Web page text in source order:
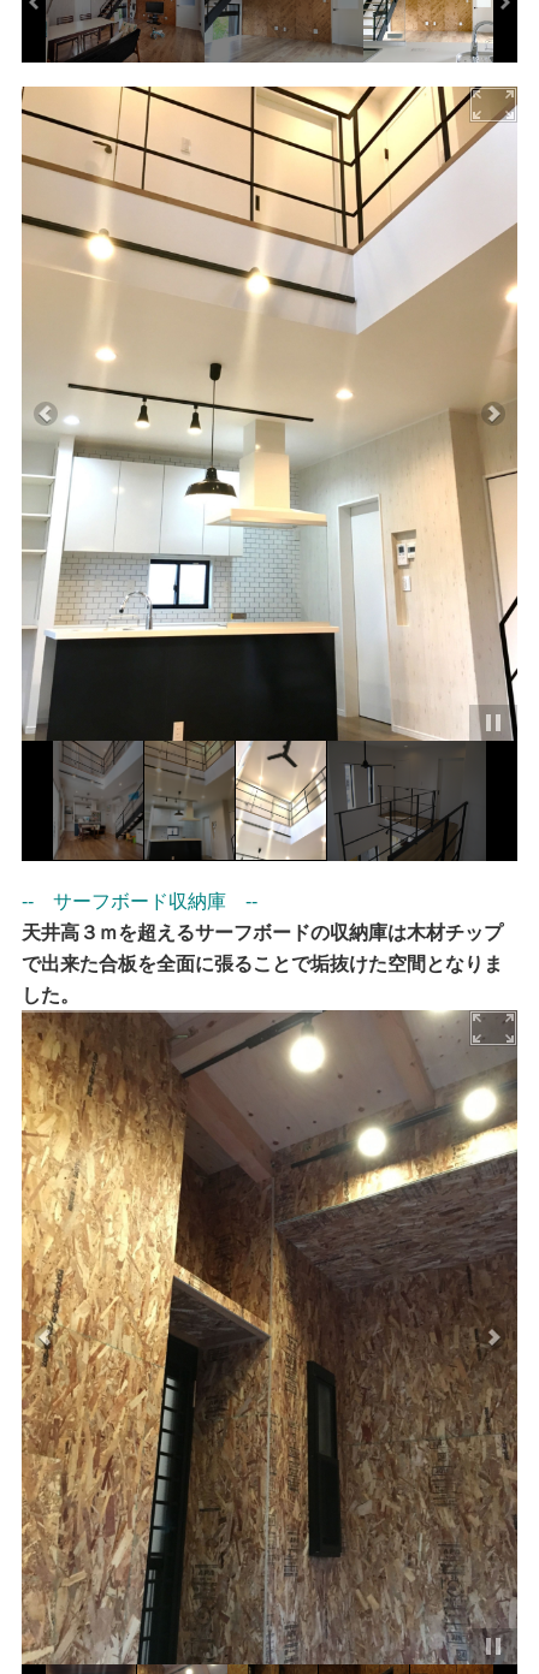
-- サーフボード収納庫 --
天井高３ｍを超えるサーフボードの収納庫は木材チップ
で出来た合板を全面に張ることで垢抜けた空間となりま
した。